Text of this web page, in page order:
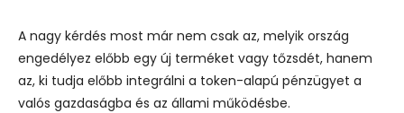
A nagy kérdés most már nem csak az, melyik ország
engedélyez előbb egy új terméket vagy tőzsdét, hanem
az, ki tudja előbb integrálni a token-alapú pénzügyet a
valós gazdaságba és az állami működésbe.